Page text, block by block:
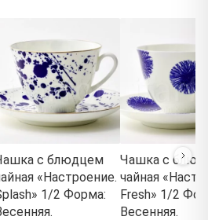
с блюдцем
«Настроение.
1/2 Форма:
Чашка с
чайная
Fresh» 1/2
Весенняя.